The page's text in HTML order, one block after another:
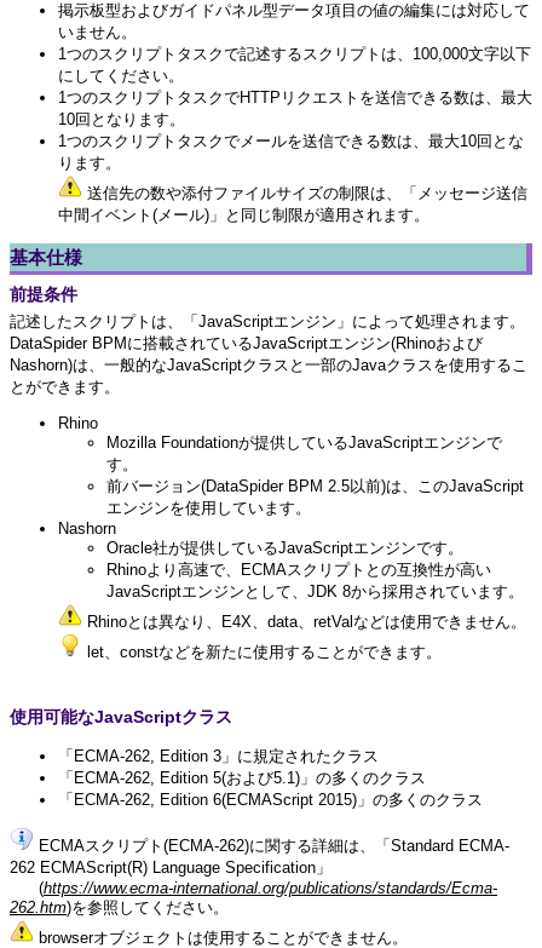
掲示板型およびガイドパネル型データ項目の値の編集には対応して
いません。
1つのスクリプトタスクで記述するスクリプトは、100,000文字以下
にしてください。
1つのスクリプトタスクでHTTPリクエストを送信できる数は、最大
10回となります。
1つのスクリプトタスクでメールを送信できる数は、最大10回とな
ります。
送信先の数や添付ファイルサイズの制限は、「メッセージ送信
中間イベント(メール)」と同じ制限が適用されます。
基本仕様
前提条件
記述したスクリプトは、「JavaScriptエンジン」によって処理されます。
DataSpider BPMに搭載されているJavaScriptエンジン(Rhinoおよび
Nashorn)は、一般的なJavaScriptクラスと一部のJavaクラスを使用するこ
とができます。
Rhino
Mozilla Foundationが提供しているJavaScriptエンジンで
す。
前バージョン(DataSpider BPM 2.5以前)は、このJavaScript
エンジンを使用しています。
Nashorn
Oracle社が提供しているJavaScriptエンジンです。
Rhinoより高速で、ECMAスクリプトとの互換性が高い
JavaScriptエンジンとして、JDK 8から採用されています。
Rhinoとは異なり、E4X、data、retValなどは使用できません。
let、constなどを新たに使用することができます。
使用可能なJavaScriptクラス
「ECMA-262, Edition 3」に規定されたクラス
「ECMA-262, Edition 5(および5.1)」の多くのクラス
「ECMA-262, Edition 6(ECMAScript 2015)」の多くのクラス
ECMAスクリプト(ECMA-262)に関する詳細は、「Standard ECMA-
262 ECMAScript(R) Language Specification」
(https://www.ecma-international.org/publications/standards/Ecma-
262.htm)を参照してください。
browserオブジェクトは使用することができません。